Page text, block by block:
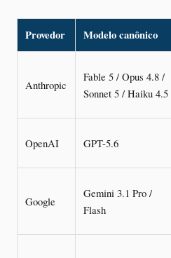
Provedor Modelo canônico
Anthropic
Fable 5 / Opus 4.8 /
Sonnet 5 / Haiku 4.5
OpenAI GPT-5.6
Google
Gemini 3.1 Pro /
Flash